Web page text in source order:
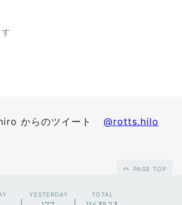
からのツイート @rotts.hilo
PAGE TOP
YESTERDAY TOTAL